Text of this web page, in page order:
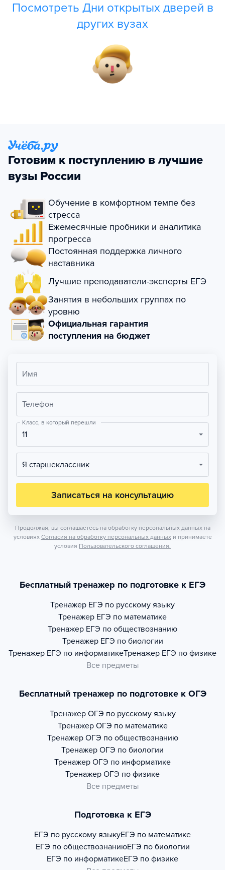
Посмотреть Дни открытых дверей в
других вузах
Готовим к поступлению в лучшие
вузы России
Обучение в комфортном темпе без
стресса
Ежемесячные пробники и аналитика
прогресса
Постоянная поддержка личного
наставника
Лучшие преподаватели-эксперты ЕГЭ
Занятия в небольших группах по
уровню
Официальная гарантия
поступления на бюджет
Имя
Телефон
Класс, в который перешли
11
Я старшеклассник
Записаться на консультацию
Продолжая, вы соглашаетесь на обработку персональных данных на
условиях Согласия на обработку персональных данных и принимаете
условия Пользовательского соглашения.
Бесплатный тренажер по подготовке к ЕГЭ
Тренажер ЕГЭ по русскому языку
Тренажер ЕГЭ по математике
Тренажер ЕГЭ по обществознанию
Тренажер ЕГЭ по биологии
Тренажер ЕГЭ по информатикеТренажер ЕГЭ по физике
Все предметы
Бесплатный тренажер по подготовке к ОГЭ
Тренажер ОГЭ по русскому языку
Тренажер ОГЭ по математике
Тренажер ОГЭ по обществознанию
Тренажер ОГЭ по биологии
Тренажер ОГЭ по информатике
Тренажер ОГЭ по физике
Все предметы
Подготовка к ЕГЭ
ЕГЭ по русскому языкуЕГЭ по математике
ЕГЭ по обществознаниюЕГЭ по биологии
ЕГЭ по информатикеЕГЭ по физике